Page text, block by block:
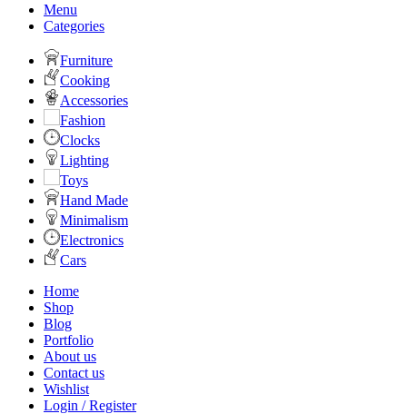
Menu
Categories
Furniture
Cooking
Accessories
Fashion
Clocks
Lighting
Toys
Hand Made
Minimalism
Electronics
Cars
Home
Shop
Blog
Portfolio
About us
Contact us
Wishlist
Login / Register